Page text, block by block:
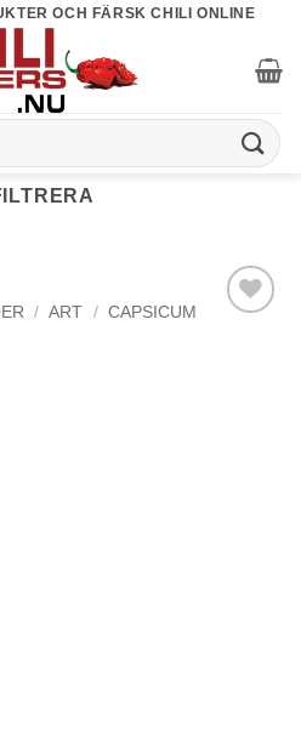
OCH FÄRSK CHILI ONLINE
/ ART / CAPSICUM